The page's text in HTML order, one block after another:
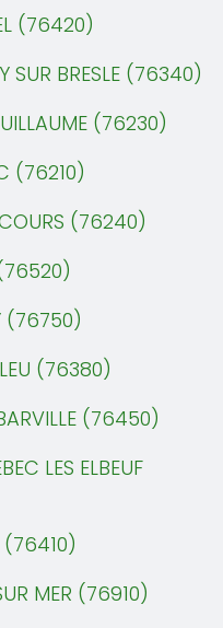
(76420)
BRESLE (76340)
(76230)
(76210)
(76240)
(76750)
(76380)
(76450)
LES ELBEUF
MER (76910)